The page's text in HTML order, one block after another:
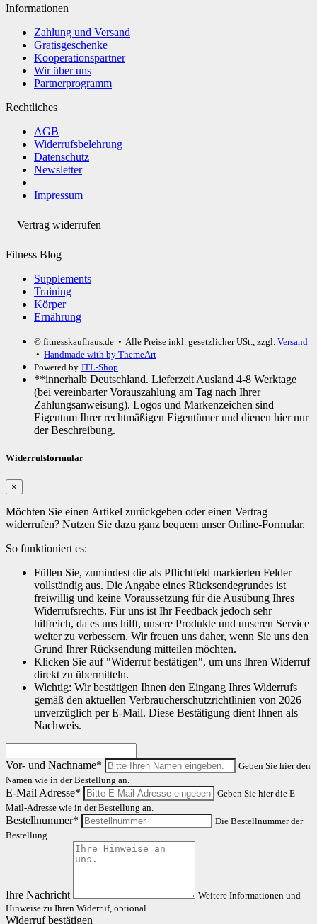
Informationen
Zahlung und Versand
Gratisgeschenke
Kooperationspartner
Wir über uns
Partnerprogramm
Rechtliches
AGB
Widerrufsbelehrung
Datenschutz
Newsletter
Impressum
Vertrag widerrufen
Fitness Blog
Supplements
Training
Körper
Ernährung
© fitnesskaufhaus.de • Alle Preise inkl. gesetzlicher USt., zzgl. Versand
• Handmade with by ThemeArt
Powered by JTL-Shop
**innerhalb Deutschland. Lieferzeit Ausland 4-8 Werktage
(bei vereinbarter Vorauszahlung am Tag nach Ihrer
Zahlungsanweisung). Logos und Markenzeichen sind
Eigentum Ihrer rechtmäßigen Eigentümer und dienen hier nur
der Beschreibung.
Widerrufsformular
×
Möchten Sie einen Artikel zurückgeben oder einen Vertrag
widerrufen? Nutzen Sie dazu ganz bequem unser Online-Formular.
So funktioniert es:
Füllen Sie, zumindest die als Pflichtfeld markierten Felder
vollständig aus. Die Angabe eines Rücksendegrundes ist
freiwillig und keine Voraussetzung für die Ausübung Ihres
Widerrufsrechts. Für uns ist Ihr Feedback jedoch sehr
hilfreich, da es uns hilft, unsere Produkte und unseren Service
weiter zu verbessern. Wir freuen uns daher, wenn Sie uns den
Grund Ihrer Rücksendung mitteilen möchten.
Klicken Sie auf "Widerruf bestätigen", um uns Ihren Widerruf
direkt zu übermitteln.
Wichtig: Wir bestätigen Ihnen den Eingang Ihres Widerrufs
gemäß den aktuellen Verbraucherschutzrichtlinien von 2026
unverzüglich per E-Mail. Diese Bestätigung dient Ihnen als
Nachweis.
Vor- und Nachname*
Geben Sie hier den
Namen wie in der Bestellung an.
E-Mail Adresse*
Geben Sie hier die E-
Mail-Adresse wie in der Bestellung an.
Bestellnummer*
Die Bestellnummer der
Bestellung
Ihre Nachricht
Weitere Informationen und
Hinweise zu Ihren Widerruf, optional.
Widerruf bestätigen